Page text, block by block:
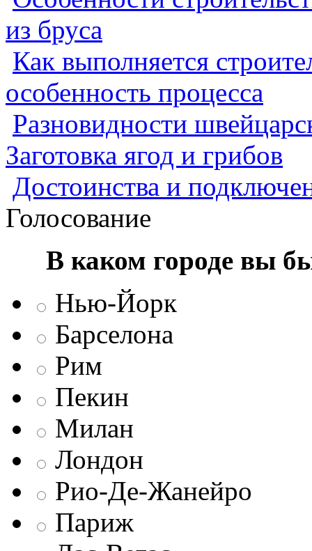
из бруса
Как выполняется
особенность процесса
Разновидности
Заготовка ягод и грибов
Достоинства и
Голосование
В каком городе вы
Нью-Йорк
Барселона
Рим
Пекин
Милан
Лондон
Рио-Де-Жанейро
Париж